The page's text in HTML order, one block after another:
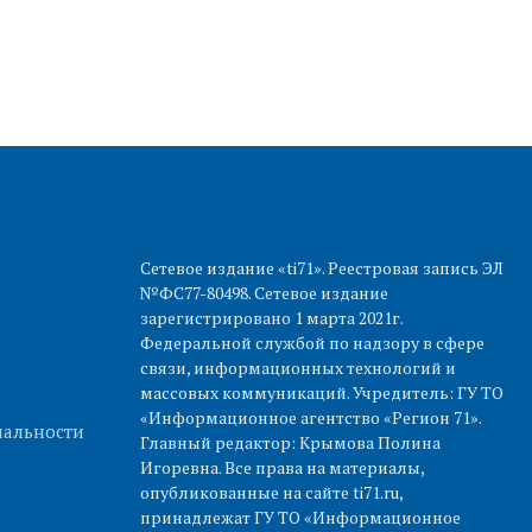
Сетевое издание «ti71». Реестровая запись ЭЛ
№ФС77-80498. Сетевое издание
зарегистрировано 1 марта 2021г.
Федеральной службой по надзору в сфере
связи, информационных технологий и
массовых коммуникаций. Учредитель: ГУ ТО
«Информационное агентство «Регион 71».
Главный редактор: Крымова Полина
Игоревна. Все права на материалы,
опубликованные на сайте ti71.ru,
принадлежат ГУ ТО «Информационное